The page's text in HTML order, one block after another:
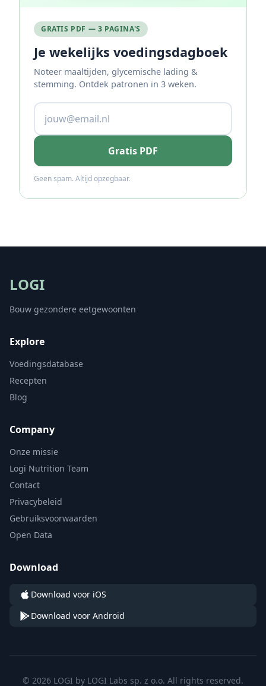
GRATIS PDF — 3 PAGINA'S
Je wekelijks voedingsdagboek
Noteer maaltijden, glycemische lading &
stemming. Ontdek patronen in 3 weken.
Gratis PDF
Geen spam. Altijd opzegbaar.
LOGI
Bouw gezondere eetgewoonten
Explore
Voedingsdatabase
Recepten
Blog
Company
Onze missie
Logi Nutrition Team
Contact
Privacybeleid
Gebruiksvoorwaarden
Open Data
Download
Download voor iOS
Download voor Android
© 2026 LOGI by LOGI Labs sp. z o.o. All rights reserved.